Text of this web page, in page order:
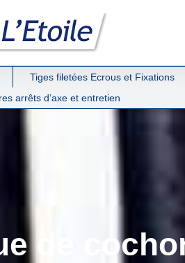
Tiges filetées Ecrous et Fixations
arrêts d’axe et entretien
de